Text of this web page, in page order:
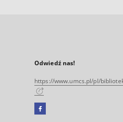
Odwiedź nas!
https://www.umcs.pl/pl/
Facebook